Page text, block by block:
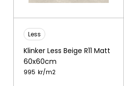
Less
Klinker Less Beige R11 Matt
60x60cm
995 kr/m2